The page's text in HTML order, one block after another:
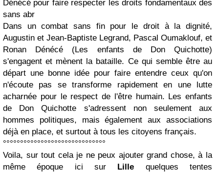
Dénécé pour faire respecter les droits fondamentaux des
sans abr
Dans un combat sans fin pour le droit à la dignité,
Augustin et Jean-Baptiste Legrand, Pascal Oumaklouf, et
Ronan Dénécé (Les enfants de Don Quichotte)
s'engagent et mènent la bataille. Ce qui semble être au
départ une bonne idée pour faire entendre ceux qu'on
n'écoute pas se transforme rapidement en une lutte
acharnée pour le respect de l'être humain. Les enfants
de Don Quichotte s'adressent non seulement aux
hommes politiques, mais également aux associations
déjà en place, et surtout à tous les citoyens français.
°°°°°°°°°°°°°°°°°°°°°°°°°°°°°°
Voila, sur tout cela je ne peux ajouter grand chose, à la
même époque ici sur Lille quelques tentes